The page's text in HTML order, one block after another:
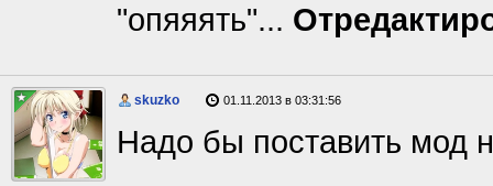
"опяяять"...
skuzko 01.11.2013 в 03:31:56
Надо бы поставить мод